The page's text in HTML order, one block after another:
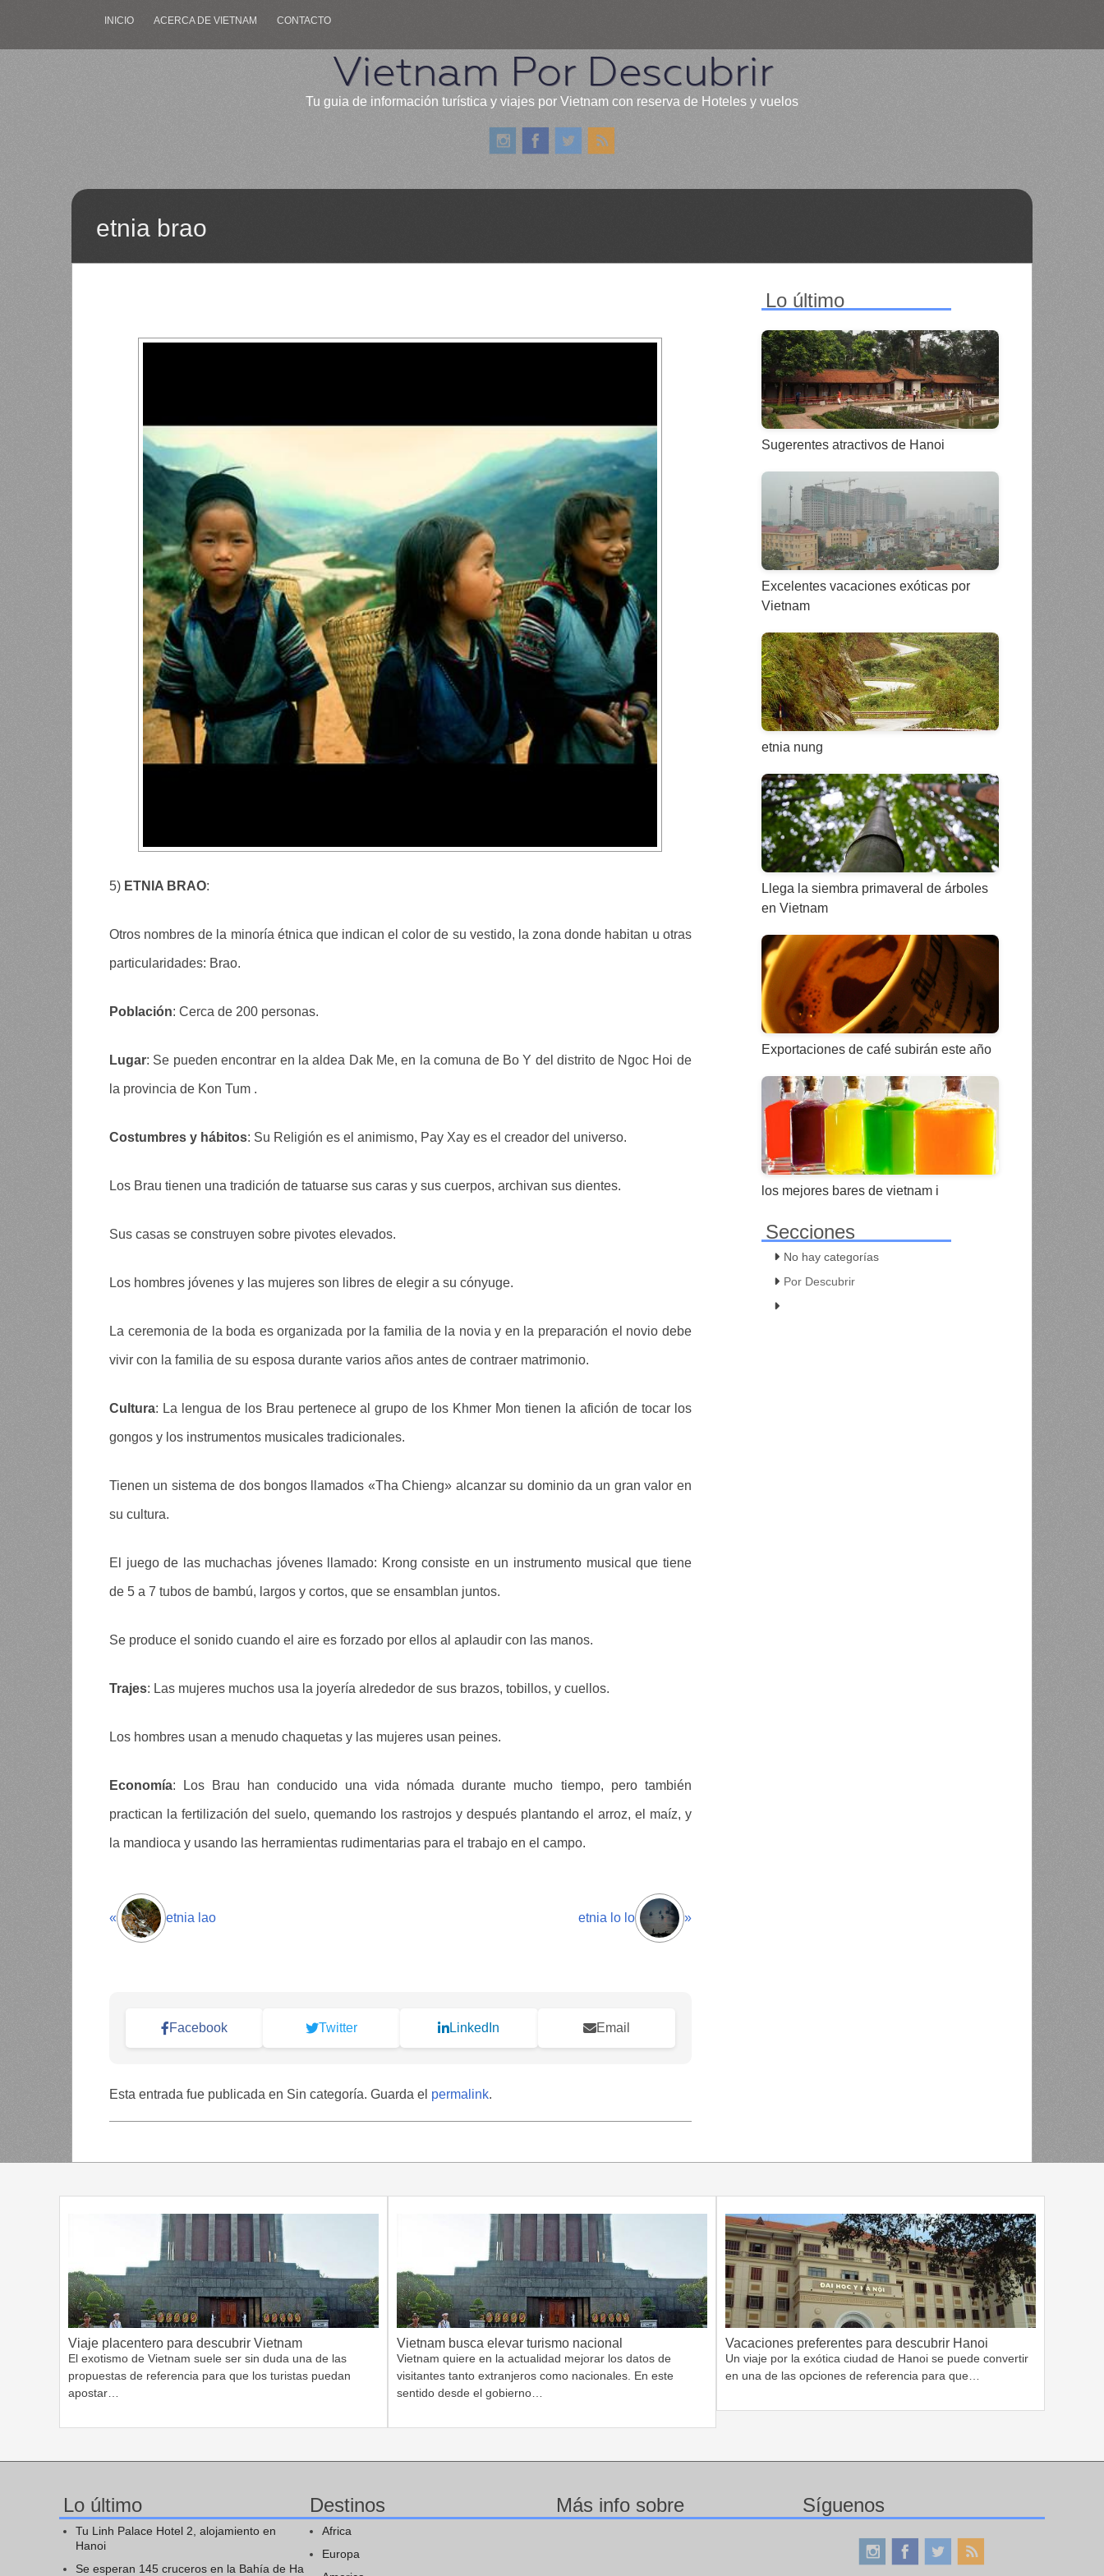
INICIO ACERCA DE VIETNAM CONTACTO
Vietnam Por Descubrir
Tu guia de información turística y viajes por Vietnam con reserva de Hoteles y vuelos
etnia brao
5) ETNIA BRAO:
Otros nombres de la minoría étnica que indican el color de su vestido, la zona donde habitan u otras
particularidades: Brao.
Población: Cerca de 200 personas.
Lugar: Se pueden encontrar en la aldea Dak Me, en la comuna de Bo Y del distrito de Ngoc Hoi de
la provincia de Kon Tum .
Costumbres y hábitos: Su Religión es el animismo, Pay Xay es el creador del universo.
Los Brau tienen una tradición de tatuarse sus caras y sus cuerpos, archivan sus dientes.
Sus casas se construyen sobre pivotes elevados.
Los hombres jóvenes y las mujeres son libres de elegir a su cónyuge.
La ceremonia de la boda es organizada por la familia de la novia y en la preparación el novio debe
vivir con la familia de su esposa durante varios años antes de contraer matrimonio.
Cultura: La lengua de los Brau pertenece al grupo de los Khmer Mon tienen la afición de tocar los
gongos y los instrumentos musicales tradicionales.
Tienen un sistema de dos bongos llamados «Tha Chieng» alcanzar su dominio da un gran valor en
su cultura.
El juego de las muchachas jóvenes llamado: Krong consiste en un instrumento musical que tiene
de 5 a 7 tubos de bambú, largos y cortos, que se ensamblan juntos.
Se produce el sonido cuando el aire es forzado por ellos al aplaudir con las manos.
Trajes: Las mujeres muchos usa la joyería alrededor de sus brazos, tobillos, y cuellos.
Los hombres usan a menudo chaquetas y las mujeres usan peines.
Economía: Los Brau han conducido una vida nómada durante mucho tiempo, pero también
practican la fertilización del suelo, quemando los rastrojos y después plantando el arroz, el maíz, y
la mandioca y usando las herramientas rudimentarias para el trabajo en el campo.
« etnia lao etnia lo lo »
Facebook Twitter LinkedIn Email
Esta entrada fue publicada en Sin categoría. Guarda el permalink.
Lo último
Sugerentes atractivos de Hanoi
Excelentes vacaciones exóticas por
Vietnam
etnia nung
Llega la siembra primaveral de árboles
en Vietnam
Exportaciones de café subirán este año
los mejores bares de vietnam i
Secciones
No hay categorías
Por Descubrir
Viaje placentero para descubrir Vietnam
El exotismo de Vietnam suele ser sin duda una de las
propuestas de referencia para que los turistas puedan
apostar…
Vietnam busca elevar turismo nacional
Vietnam quiere en la actualidad mejorar los datos de
visitantes tanto extranjeros como nacionales. En este
sentido desde el gobierno…
Vacaciones preferentes para descubrir Hanoi
Un viaje por la exótica ciudad de Hanoi se puede convertir
en una de las opciones de referencia para que…
Lo último
Tu Linh Palace Hotel 2, alojamiento en
Hanoi
Se esperan 145 cruceros en la Bahía de Ha
Destinos
Africa
Europa
Más info sobre Síguenos